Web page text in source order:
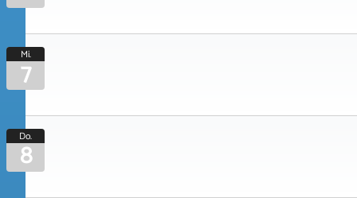
Mi.
7
Do.
8